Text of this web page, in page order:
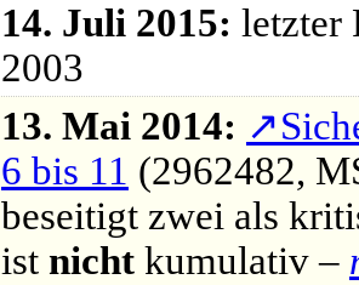
14. Juli 2015: letzter
2003
13. Mai 2014: ↗
6 bis 11 (2962482,
beseitigt zwei als
ist nicht kumulativ –